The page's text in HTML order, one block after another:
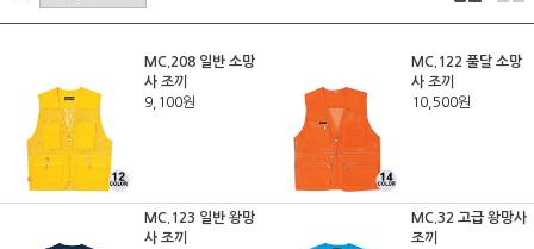
MC.208 일반 소망
사 조끼
9,100원
MC.122 풀달 소망
사 조끼
10,500원
MC.123 일반 왕망
사 조끼
MC.32 고급 왕망사
조끼